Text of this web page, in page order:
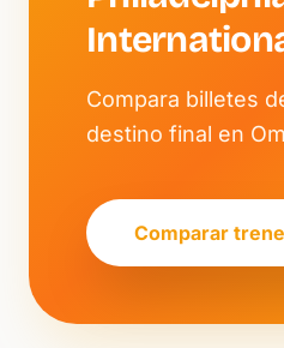
Compara billetes
destino final en
Comparar